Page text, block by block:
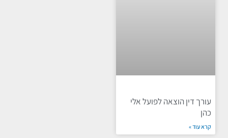
עורך דין הוצאה לפועל אלי
כהן
קרא עוד »